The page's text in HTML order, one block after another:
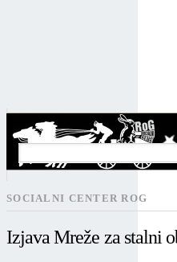
SEARCH
SOCIALNI CENTER ROG
Izjava Mreže za stalni